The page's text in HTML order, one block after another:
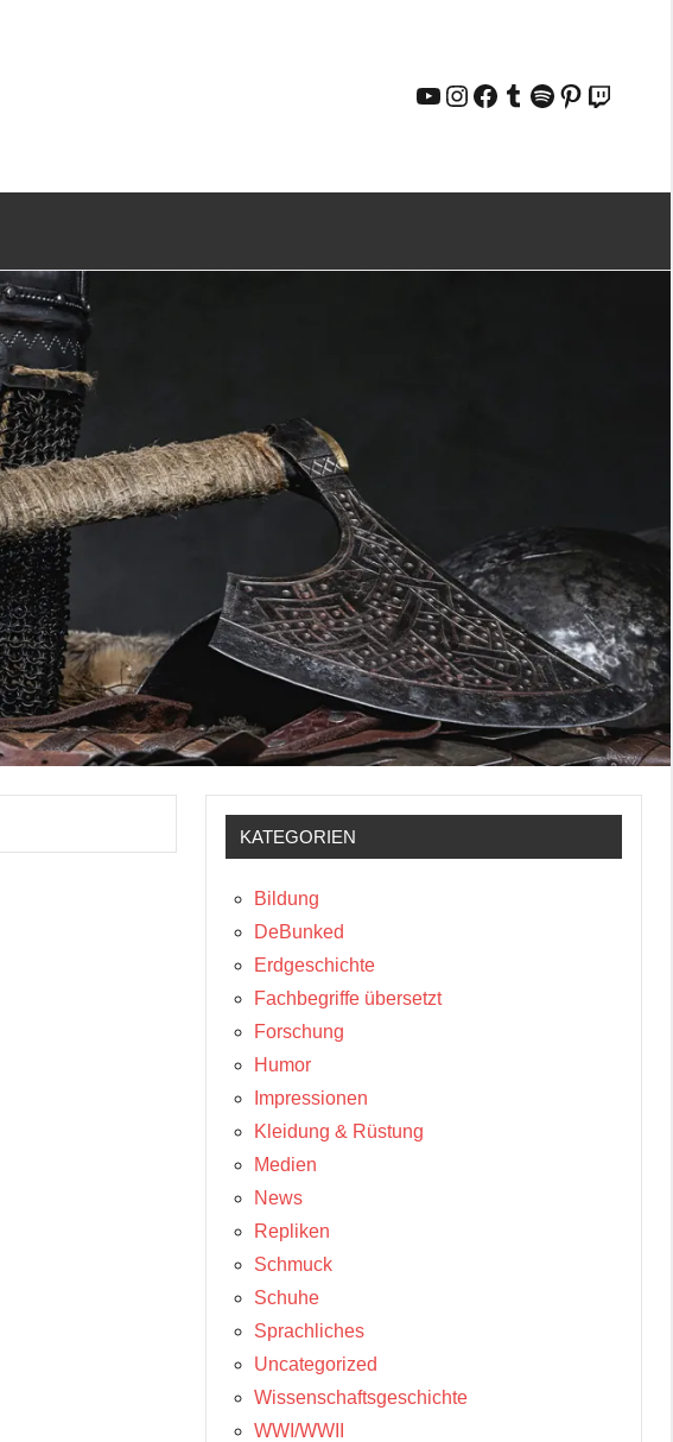
YouTube
Instagram
Facebook
Tumblr
Spotify
Pinterest
Twitch
KATEGORIEN
Bildung
DeBunked
Erdgeschichte
Fachbegriffe übersetzt
Forschung
Humor
Impressionen
Kleidung & Rüstung
Medien
News
Repliken
Schmuck
Schuhe
Sprachliches
Uncategorized
Wissenschaftsgeschichte
WWI/WWII